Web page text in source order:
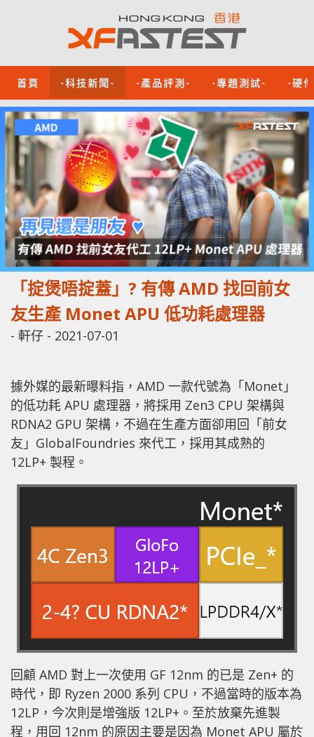
首頁 -科技新聞- -產品評測- -專題測試- -硬
「掟煲唔掟蓋」? 有傳 AMD 找回前女
友生產 Monet APU 低功耗處理器
- 軒仔 - 2021-07-01
據外媒的最新曝料指，AMD 一款代號為「Monet」
的低功耗 APU 處理器，將採用 Zen3 CPU 架構與
RDNA2 GPU 架構，不過在生產方面卻用回「前女
友」GlobalFoundries 來代工，採用其成熟的
12LP+ 製程。
回顧 AMD 對上一次使用 GF 12nm 的已是 Zen+ 的
時代，即 Ryzen 2000 系列 CPU，不過當時的版本為
12LP，今次則是增強版 12LP+。至於放棄先進製
程，用回 12nm 的原因主要是因為 Monet APU 屬於